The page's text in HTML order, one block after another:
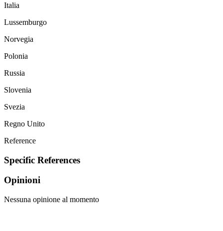
Italia
Lussemburgo
Norvegia
Polonia
Russia
Slovenia
Svezia
Regno Unito
Reference
Specific References
Opinioni
Nessuna opinione al momento